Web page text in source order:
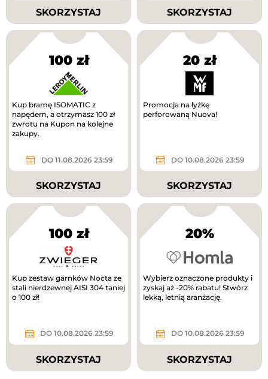
SKORZYSTAJ SKORZYSTAJ
100 zł
Kup bramę ISOMATIC z
napędem, a otrzymasz 100 zł
zwrotu na Kupon na kolejne
zakupy.
DO 11.08.2026 23:59
SKORZYSTAJ
20 zł
Promocja na łyżkę
perforowaną Nuova!
DO 10.08.2026 23:59
SKORZYSTAJ
100 zł
Kup zestaw garnków Nocta ze
stali nierdzewnej AISI 304 taniej
o 100 zł!
DO 10.08.2026 23:59
SKORZYSTAJ
20%
Wybierz oznaczone produkty i
zyskaj aż -20% rabatu! Stwórz
lekką, letnią aranżację.
DO 10.08.2026 23:59
SKORZYSTAJ